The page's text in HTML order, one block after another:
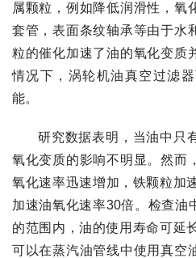
属颗粒，例如降低润滑性，氧
套管，表面条纹轴承等由于水
粒的催化加速了油的氧化变质
情况下，涡轮机油真空过滤
能。
研究数据表明，当油中只
氧化变质的影响不明显。然而
氧化速率迅速增加，铁颗粒加
加速油氧化速率30倍。检查油
的范围内，油的使用寿命可延
可以在蒸汽油管线中使用真空